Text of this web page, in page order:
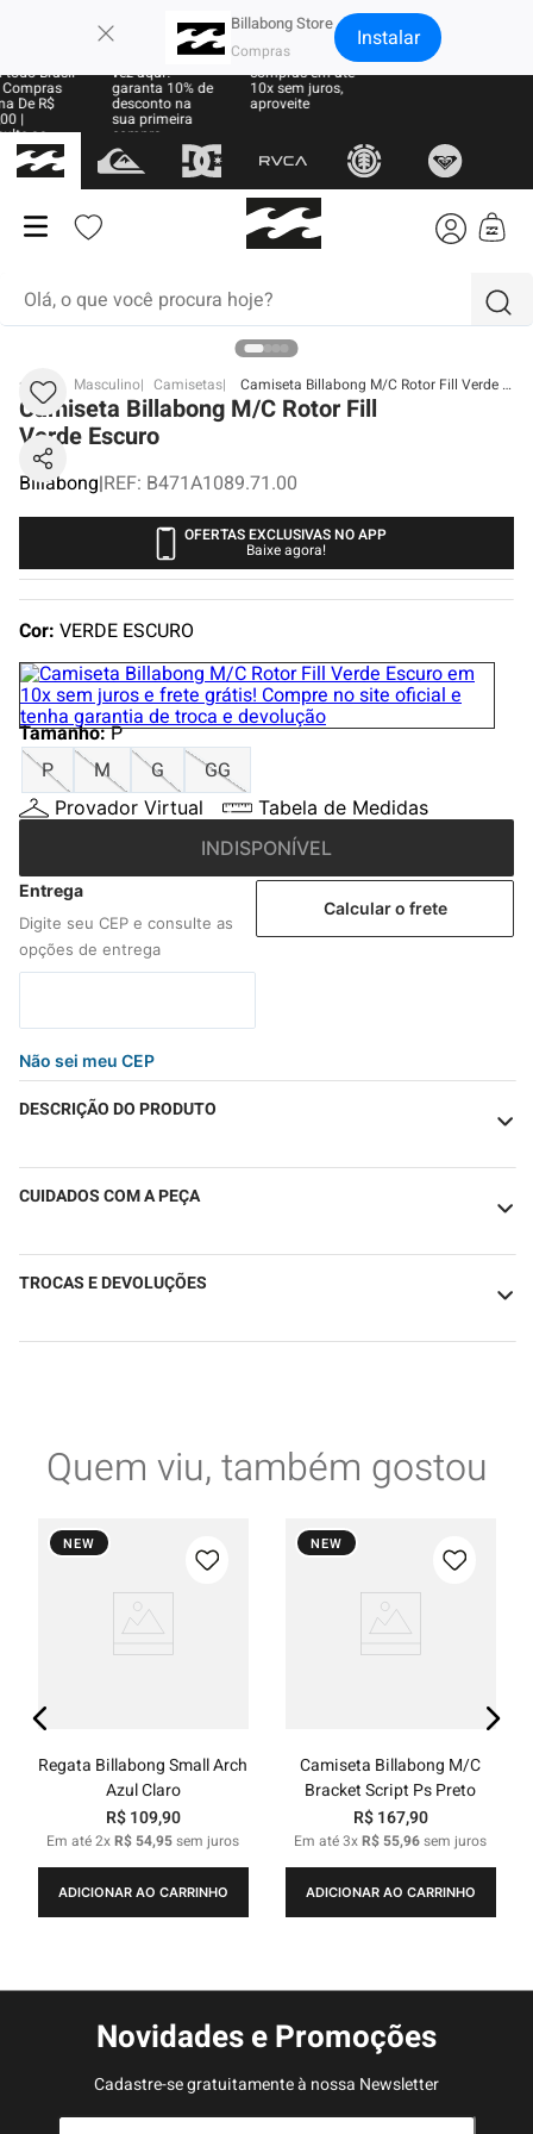
Billabong Store Instalar
todo Brasil
De R$
|
as
Sua primeira
vez aqui?
garanta 10% de
desconto na
sua primeira
compra
Parcele suas
compras em até
10x sem juros,
aproveite
BB Masculino Camisetas Camiseta Billabong M/C Rotor Fill Verde Escuro
Camiseta Billabong M/C Rotor Fill
Verde Escuro
Billabong|REF: B471A1089.71.00
OFERTAS EXCLUSIVAS NO APP
Baixe agora!
Cor: VERDE ESCURO
Tamanho:P
P
M G GG
Provador Virtual
Tabela de Medidas
INDISPONÍVEL
Não sei meu CEP
Calcular o frete
DESCRIÇÃO DO PRODUTO
CUIDADOS COM A PEÇA
TROCAS E DEVOLUÇÕES
Quem viu, também gostou
NEW
Regata Billabong Small Arch
Azul Claro
R$ 109,90
Em até2xR$ 54,95sem juros
ADICIONAR AO CARRINHO
NEW
Camiseta Billabong M/C
Bracket Script Ps Preto
R$ 167,90
Em até3xR$ 55,96sem juros
ADICIONAR AO CARRINHO
Novidades e Promoções
Cadastre-se gratuitamente à nossa Newsletter
termos mais buscados
1º
moletom
2º
boardshort
5º
camiseta
6º
bermuda
7º
jaqueta
8º
carteira
9º
mochila
10º biquini